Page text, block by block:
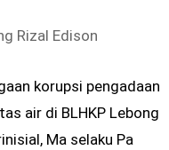
Rizal Edison
korupsi pengadaan
air di BLHKP Lebong
Ma selaku Pa